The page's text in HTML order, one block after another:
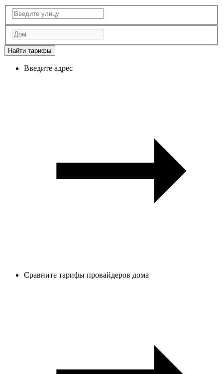
Найти тарифы
Введите адрес
Сравните тарифы провайдеров дома